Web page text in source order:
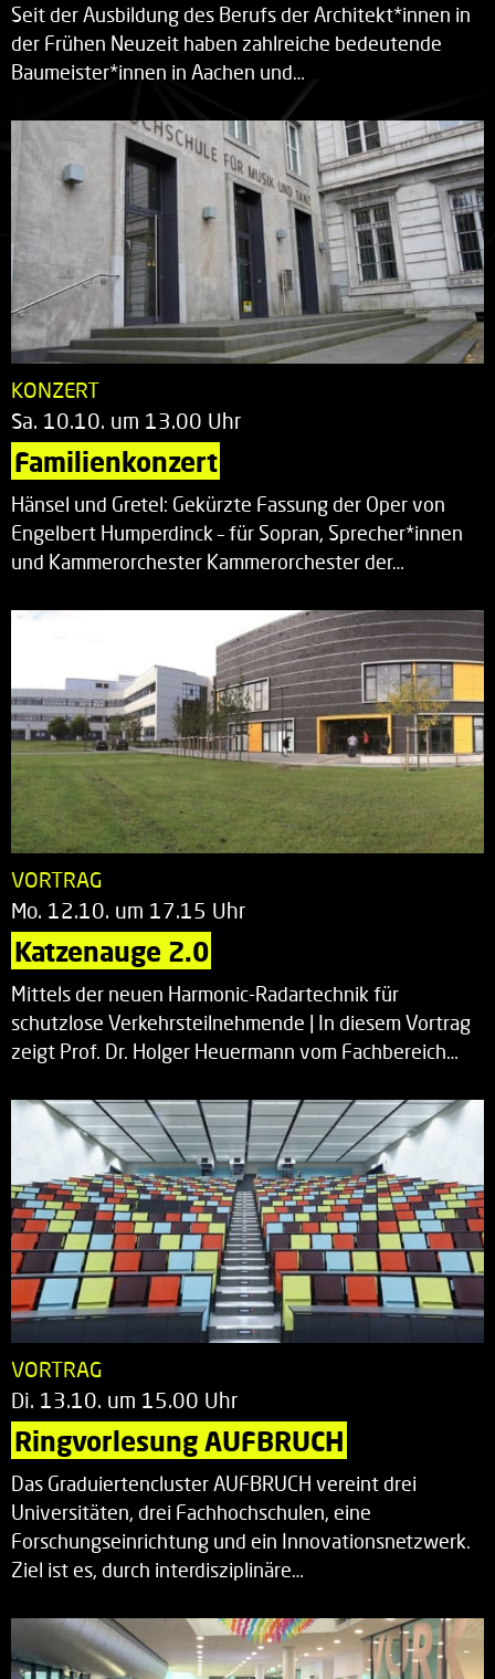
Seit der Ausbildung des Berufs der Architekt*innen in
der Frühen Neuzeit haben zahlreiche bedeutende
Baumeister*innen in Aachen und…
KONZERT
Sa. 10.10. um 13.00 Uhr
Familienkonzert
Hänsel und Gretel: Gekürzte Fassung der Oper von
Engelbert Humperdinck – für Sopran, Sprecher*innen
und Kammerorchester Kammerorchester der…
VORTRAG
Mo. 12.10. um 17.15 Uhr
Katzenauge 2.0
Mittels der neuen Harmonic-Radartechnik für
schutzlose Verkehrsteilnehmende | In diesem Vortrag
zeigt Prof. Dr. Holger Heuermann vom Fachbereich…
VORTRAG
Di. 13.10. um 15.00 Uhr
Ringvorlesung AUFBRUCH
Das Graduiertencluster AUFBRUCH vereint drei
Universitäten, drei Fachhochschulen, eine
Forschungseinrichtung und ein Innovationsnetzwerk.
Ziel ist es, durch interdisziplinäre…